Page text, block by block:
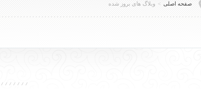
صفحه اصلی > وبلاگ های بروز شده